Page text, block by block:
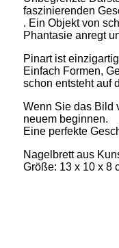
faszinierenden
. Ein Objekt von
Phantasie anregt
Pinart ist
Einfach Formen,
schon entsteht auf
Wenn Sie das Bild
neuem beginnen.
Eine perfekte
Nagelbrett aus
Größe: 13 x 10 x 8